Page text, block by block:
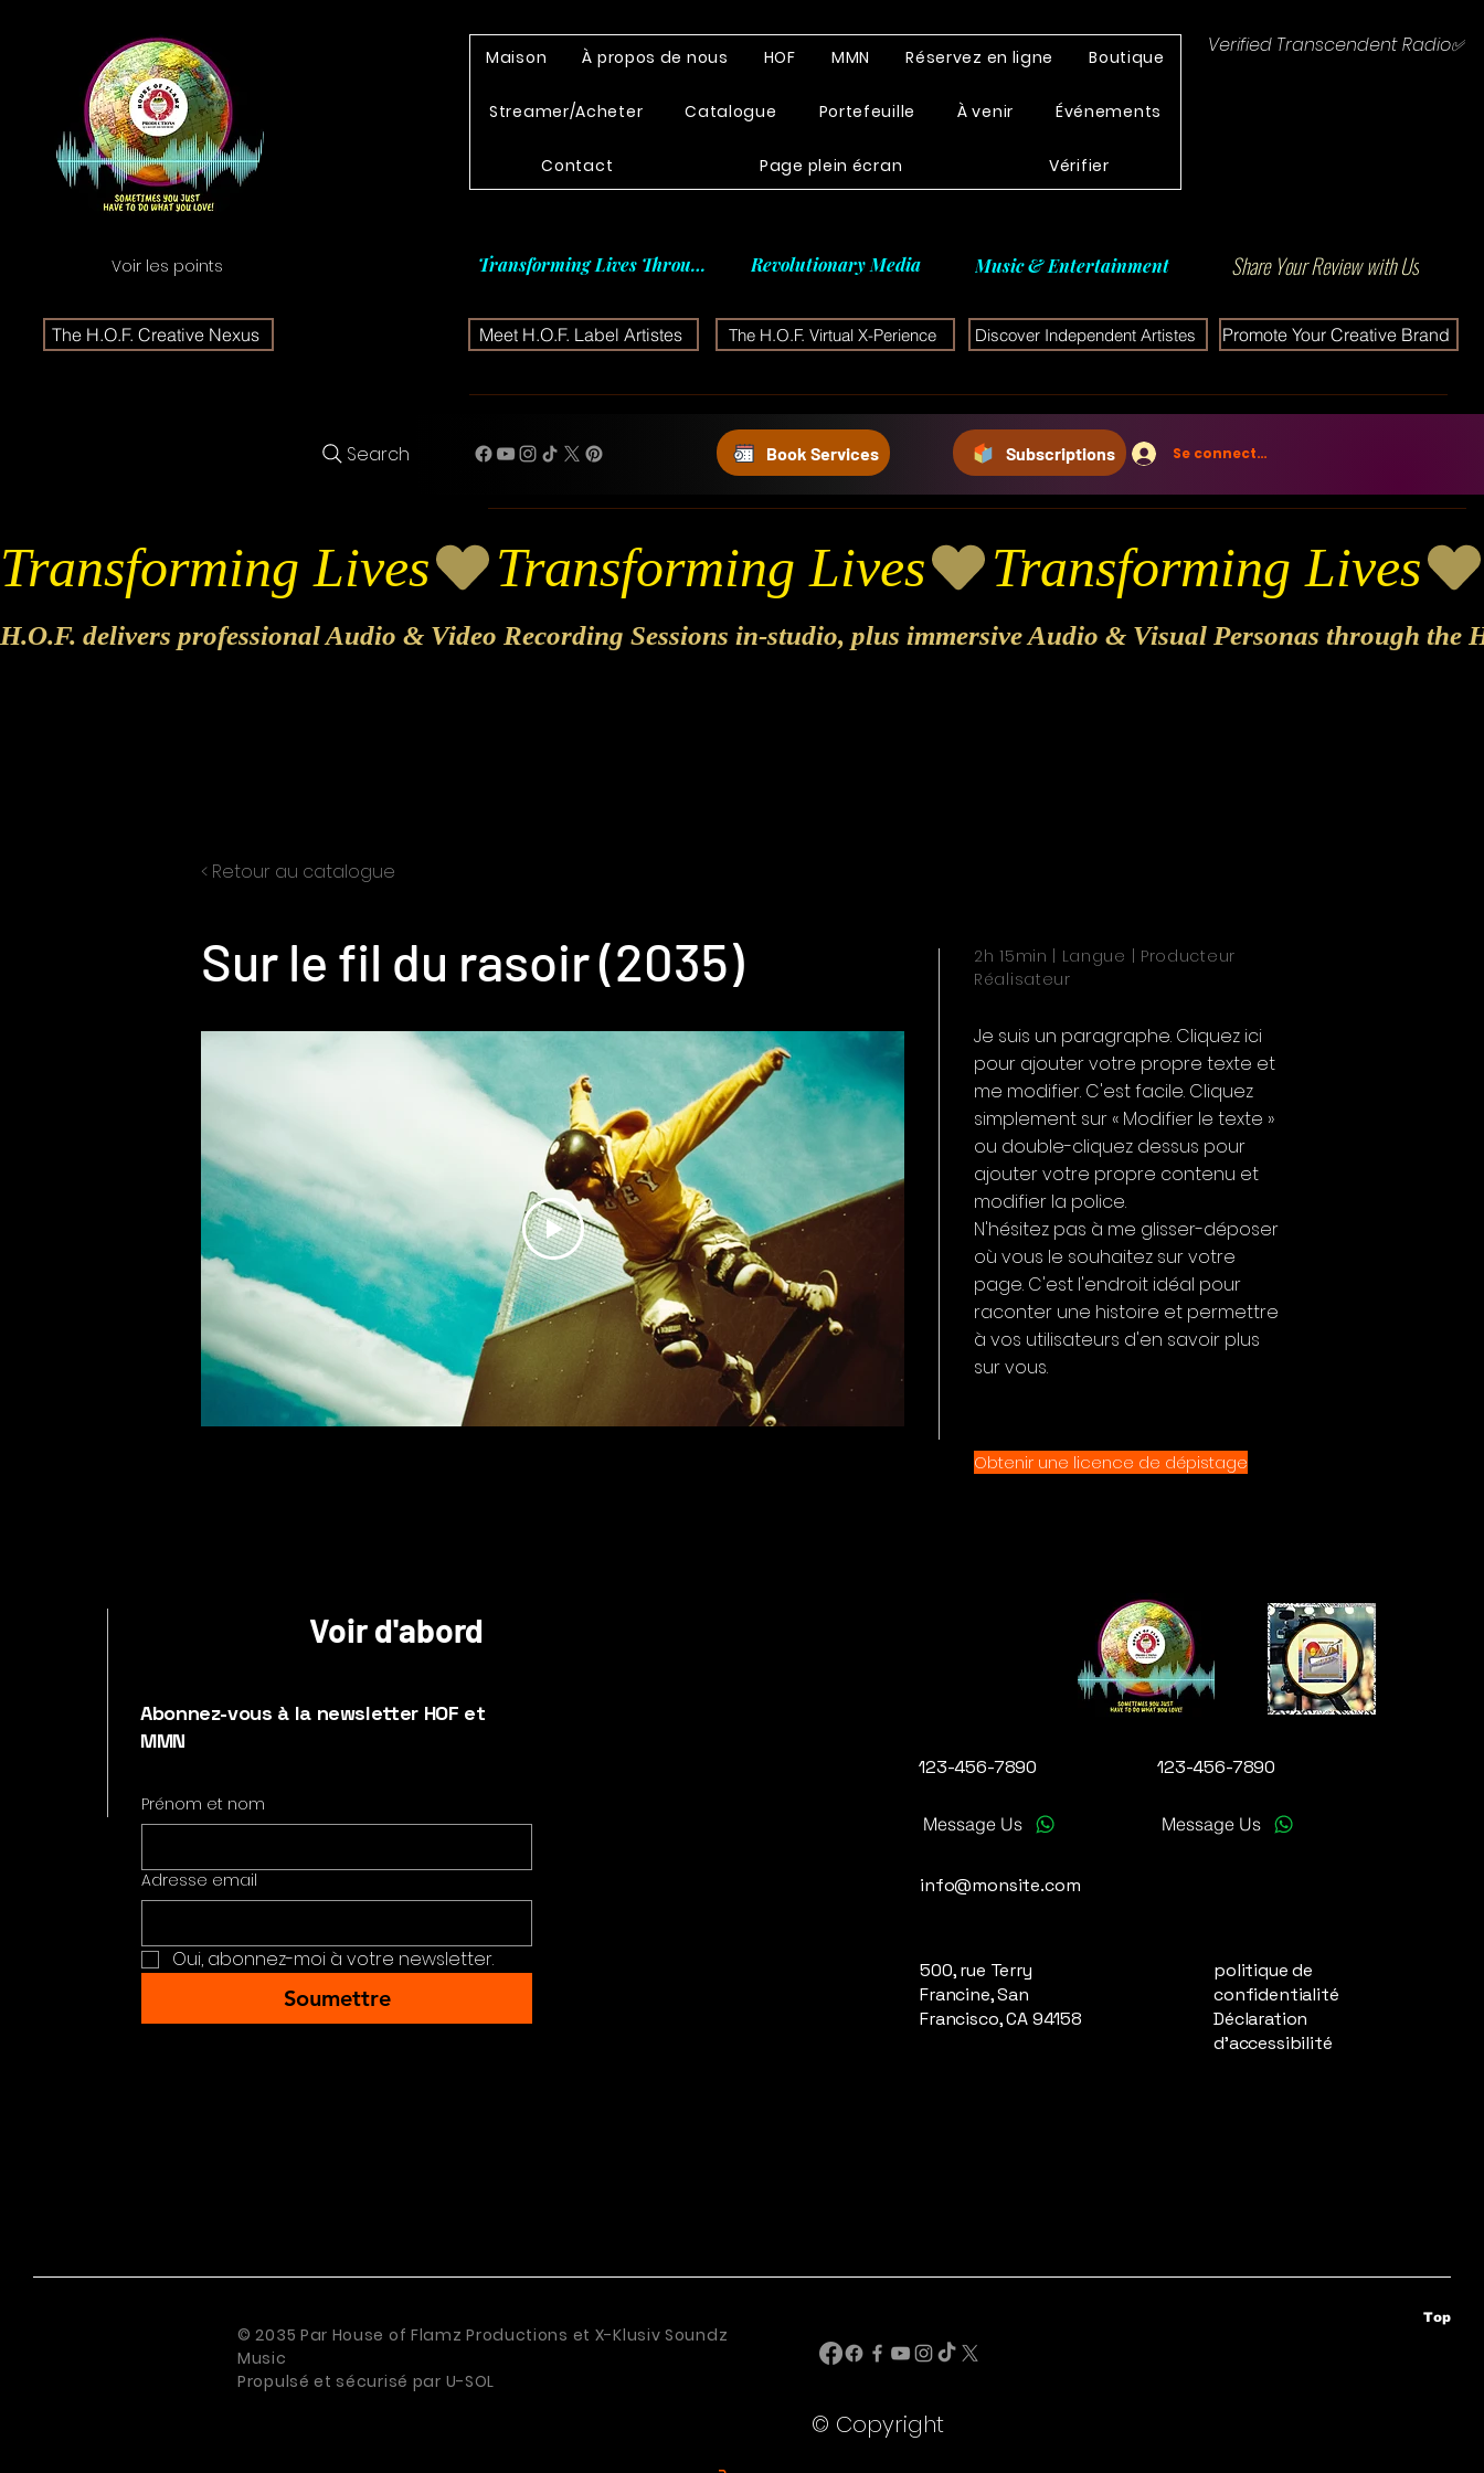
Voir les points
The H.O.F. Creative Nexus
Maison À propos de nous HOF MMN Réservez en ligne Boutique
Streamer/Acheter Catalogue Portefeuille À venir Événements
Contact Page plein écran Vérifier
Verified Transcendent Radio✅
Transforming Lives Through Revolutionary Media Music & Entertainment Share Your Review with Us
Meet H.O.F. Label Artistes The H.O.F. Virtual X-Perience Discover Independent Artistes Promote Your Creative Brand
Search Book Services Subscriptions Se connecter
Transforming Lives
H.O.F. delivers professional Audio & Video Recording Sessions in-studio, plus immersive Audio & Visual Personas through the
< Retour au catalogue
Sur le fil du rasoir (2035)
2h 15min | Langue | Producteur
Réalisateur
Je suis un paragraphe. Cliquez ici
pour ajouter votre propre texte et
me modifier. C'est facile. Cliquez
simplement sur « Modifier le texte »
ou double-cliquez dessus pour
ajouter votre propre contenu et
modifier la police.
N'hésitez pas à me glisser-déposer
où vous le souhaitez sur votre
page. C'est l'endroit idéal pour
raconter une histoire et permettre
à vos utilisateurs d'en savoir plus
sur vous.
Obtenir une licence de dépistage
Top
Abonnez-vous à la newsletter HOF et
MMN
Prénom et nom
Adresse email
Oui, abonnez-moi à votre newsletter.
Soumettre
123-456-7890
Message Us
123-456-7890
Message Us
info@monsite.com
500, rue Terry
Francine, San
Francisco, CA 94158
politique de
confidentialité
Déclaration
d'accessibilité
Voir d'abord
© 2035 Par House of Flamz Productions et X-Klusiv Soundz
Music
Propulsé et sécurisé par U-SOL
© Copyright